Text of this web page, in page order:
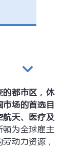
的都市区，休
市场的首选目
航天、医疗及
顿为全球雇主
动力资源，